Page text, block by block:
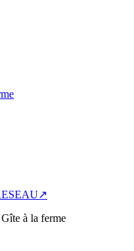
Gîte à la ferme